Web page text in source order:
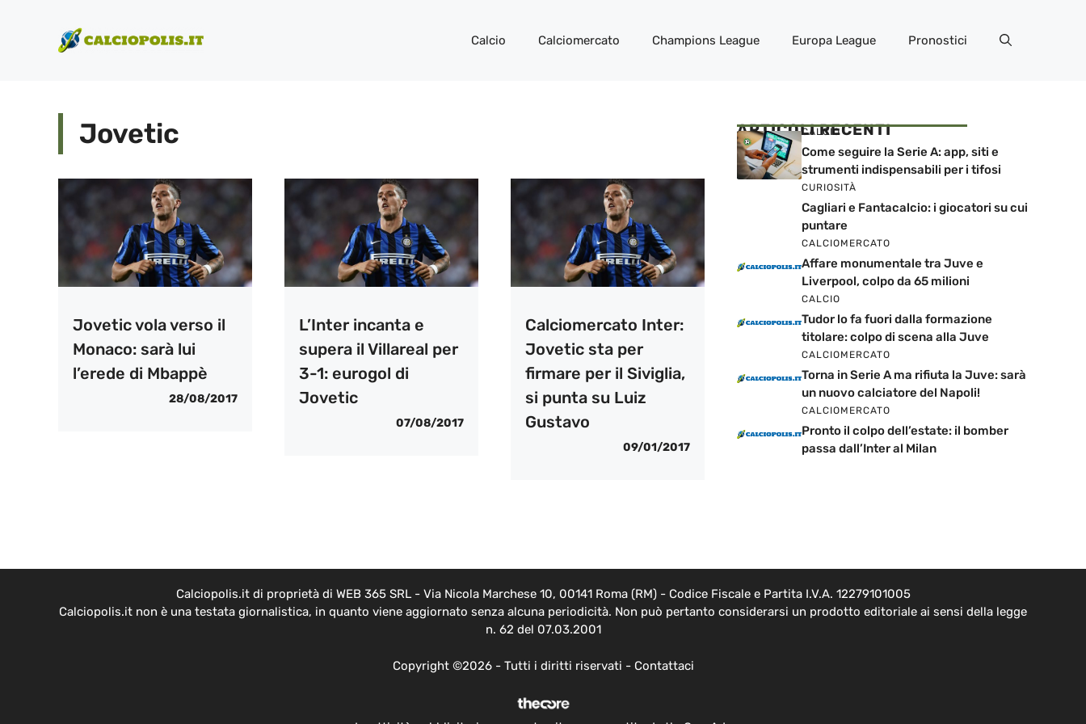
contenuto
Calcio Calciomercato Champions League Europa League Pronostici
Jovetic
Jovetic vola verso il
Monaco: sarà lui
l’erede di Mbappè
28/08/2017
L’Inter incanta e
supera il Villareal per
3-1: eurogol di
Jovetic
07/08/2017
Calciomercato Inter:
Jovetic sta per
firmare per il Siviglia,
si punta su Luiz
Gustavo
09/01/2017
ARTICOLI RECENTI
CALCIO
Come seguire la Serie A: app, siti e
strumenti indispensabili per i tifosi
CURIOSITÀ
Cagliari e Fantacalcio: i giocatori su cui
puntare
CALCIOMERCATO
Affare monumentale tra Juve e
Liverpool, colpo da 65 milioni
CALCIO
Tudor lo fa fuori dalla formazione
titolare: colpo di scena alla Juve
CALCIOMERCATO
Torna in Serie A ma rifiuta la Juve: sarà
un nuovo calciatore del Napoli!
CALCIOMERCATO
Pronto il colpo dell’estate: il bomber
passa dall’Inter al Milan
Calciopolis.it di proprietà di WEB 365 SRL - Via Nicola Marchese 10, 00141 Roma (RM) - Codice Fiscale e Partita I.V.A. 12279101005
Calciopolis.it non è una testata giornalistica, in quanto viene aggiornato senza alcuna periodicità. Non può pertanto considerarsi un prodotto editoriale ai sensi della legge
n. 62 del 07.03.2001
Copyright ©2026 - Tutti i diritti riservati - Contattaci